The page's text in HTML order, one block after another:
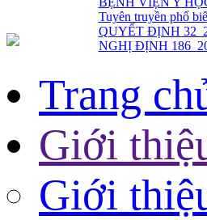
Trang
Giới
Giới
NGHỊ ĐỊNH